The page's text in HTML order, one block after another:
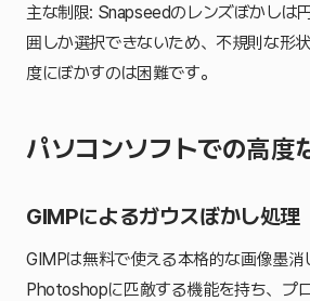
主な制限: Snapseedのレンズぼかしは
囲しか選択できないため、不規則な形
度にぼかすのは困難です。
パソコンソフトでの高度
GIMPによるガウスぼかし処理
GIMPは無料で使える本格的な画像墨消
Photoshopに匹敵する機能を持ち、プ